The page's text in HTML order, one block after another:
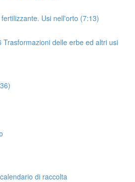
Usi nell'orto (7:13)
Trasformazioni delle erbe ed altri usi
di raccolta